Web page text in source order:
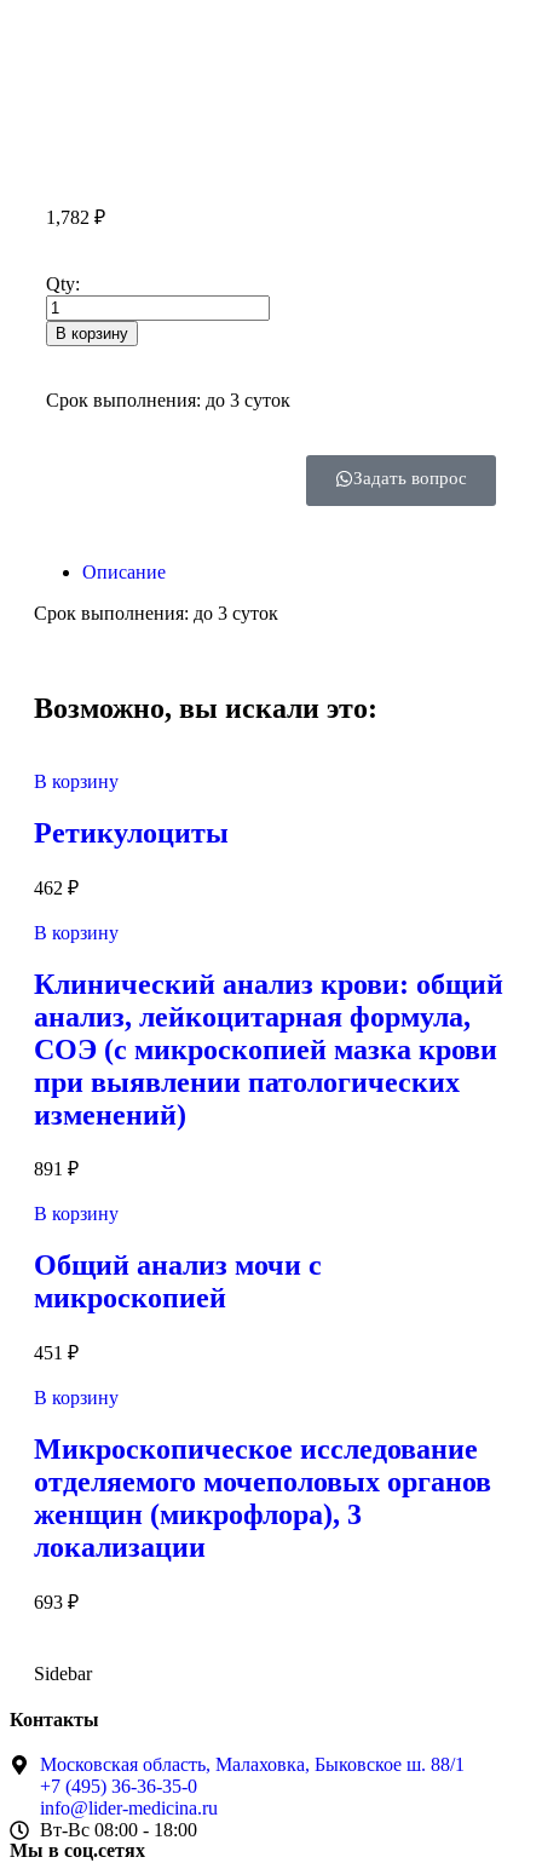
1,782 ₽
Qty:
В корзину
Срок выполнения: до 3 суток
Задать вопрос
Описание
Срок выполнения: до 3 суток
Возможно, вы искали это:
В корзину
Ретикулоциты
462 ₽
В корзину
Клинический анализ крови: общий
анализ, лейкоцитарная формула,
СОЭ (с микроскопией мазка крови
при выявлении патологических
изменений)
891 ₽
В корзину
Общий анализ мочи с
микроскопией
451 ₽
В корзину
Микроскопическое исследование
отделяемого мочеполовых органов
женщин (микрофлора), 3
локализации
693 ₽
Sidebar
Контакты
Московская область, Малаховка, Быковское ш. 88/1
+7 (495) 36-36-35-0
info@lider-medicina.ru
Вт-Вс 08:00 - 18:00
Мы в соц.сетях